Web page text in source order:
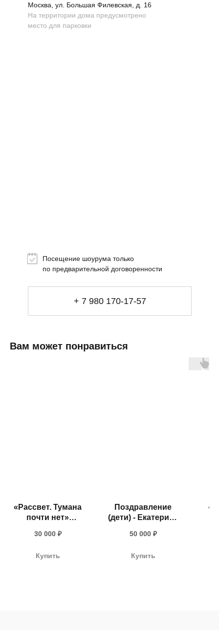
+ 7 980 170-17-57
Посещение шоурума только
по предварительной договоренности
Москва, ул. Большая Филевская, д. 16
На территории дома предусмотрено
место для парковки
Вам может понравиться
«Рассвет. Тумана
почти нет»
2025
30 000 ₽
Купить
Поздравление
(дети) - Екатерина
50 000 ₽
Купить
Мебель
Декор
info@gallerique.ru
Ценность обретения
Купить за 100 000 ₽
Купить за 100 000 ₽